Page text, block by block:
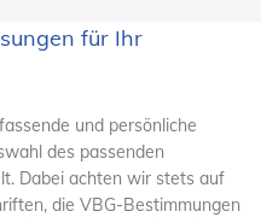
für Ihr
und persönliche
des passenden
Dabei achten wir stets auf
die VBG-Bestimmungen